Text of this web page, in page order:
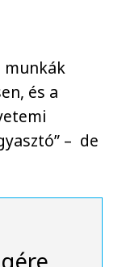
és a
– de